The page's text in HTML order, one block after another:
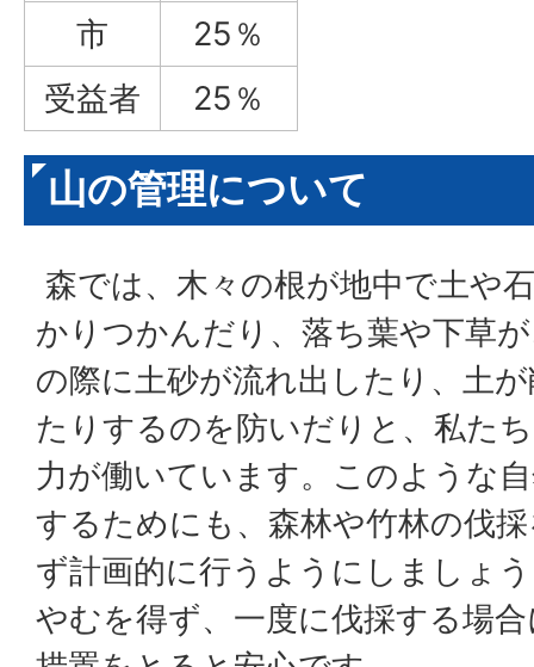
市
25％
受益者
25％
山の管理について
森では、木々の根が地中で土や
かりつかんだり、落ち葉や下草
の際に土砂が流れ出したり、土
たりするのを防いだりと、私た
力が働いています。このような
するためにも、森林や竹林の伐
ず計画的に行うようにしましょ
やむを得ず、一度に伐採する場